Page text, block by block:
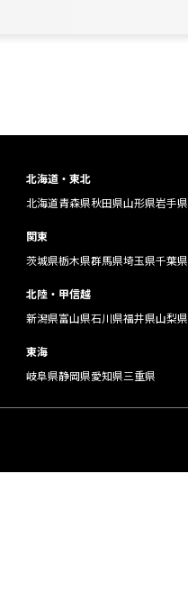
北海道・東北
北海道青森県秋田県山形県岩手県
関東
茨城県栃木県群馬県埼玉県千葉県
北陸・甲信越
新潟県富山県石川県福井県山梨県
東海
岐阜県静岡県愛知県三重県